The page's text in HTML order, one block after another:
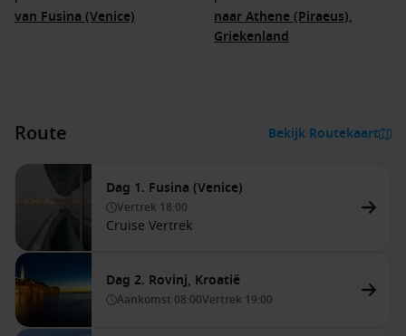
van Fusina (Venice)
naar Athene (Piraeus),
Griekenland
Route Bekijk Routekaart
Dag 1. Fusina (Venice)
Vertrek 18:00
Cruise Vertrek
Dag 2. Rovinj, Kroatië
Aankomst 08:00Vertrek 19:00